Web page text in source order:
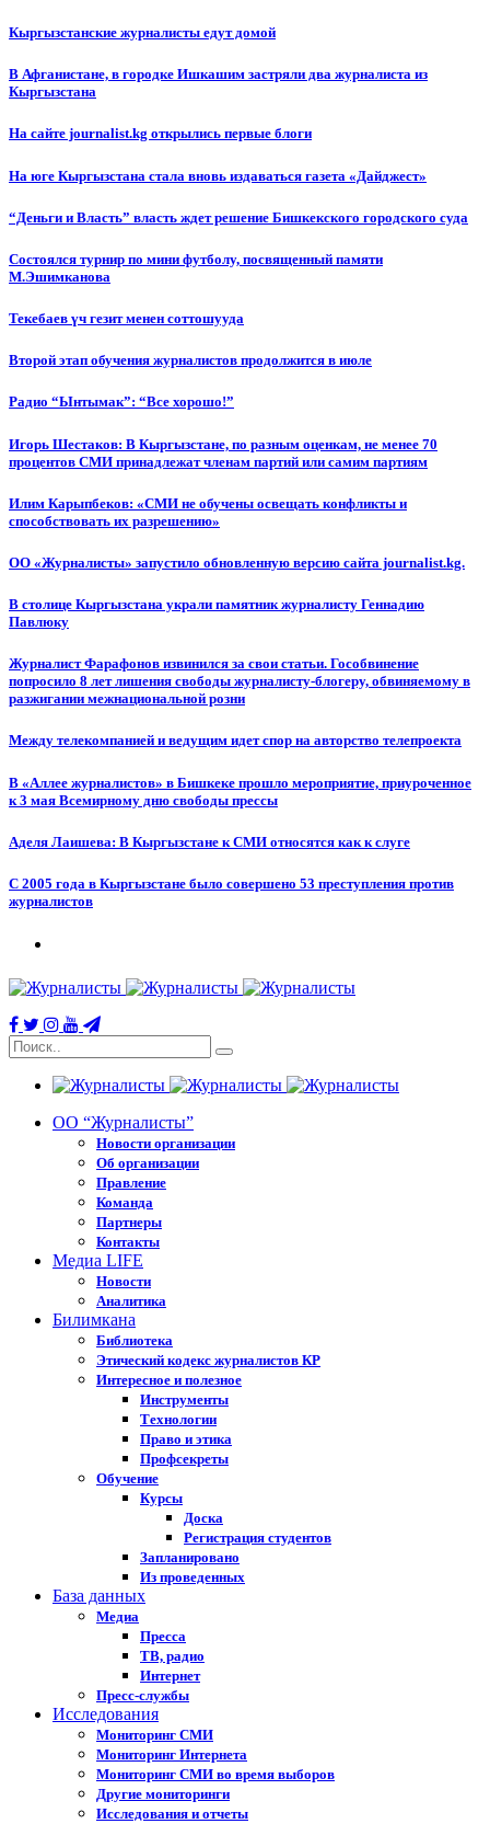
Кыргызстанские журналисты едут домой
В Афганистане, в городке Ишкашим застряли два журналиста из
Кыргызстана
На сайте journalist.kg открылись первые блоги
На юге Кыргызстана стала вновь издаваться газета «Дайджест»
“Деньги и Власть” власть ждет решение Бишкекского городского суда
Состоялся турнир по мини футболу, посвященный памяти
М.Эшимканова
Текебаев үч гезит менен соттошууда
Второй этап обучения журналистов продолжится в июле
Радио “Ынтымак”: “Все хорошо!”
Игорь Шестаков: В Кыргызстане, по разным оценкам, не менее 70
процентов СМИ принадлежат членам партий или самим партиям
Илим Карыпбеков: «СМИ не обучены освещать конфликты и
способствовать их разрешению»
ОО «Журналисты» запустило обновленную версию сайта journalist.kg.
В столице Кыргызстана украли памятник журналисту Геннадию
Павлюку
Журналист Фарафонов извинился за свои статьи. Гособвинение
попросило 8 лет лишения свободы журналисту-блогеру, обвиняемому в
разжигании межнациональной розни
Между телекомпанией и ведущим идет спор на авторство телепроекта
В «Аллее журналистов» в Бишкеке прошло мероприятие, приуроченное
к 3 мая Всемирному дню свободы прессы
Аделя Лаишева: В Кыргызстане к СМИ относятся как к слуге
С 2005 года в Кыргызстане было совершено 53 преступления против
журналистов
ОО “Журналисты”
Новости организации
Об организации
Правление
Команда
Партнеры
Контакты
Медиа LIFE
Новости
Аналитика
Билимкана
Библиотека
Этический кодекс журналистов КР
Интересное и полезное
Инструменты
Технологии
Право и этика
Профсекреты
Обучение
Курсы
Доска
Регистрация студентов
Запланировано
Из проведенных
База данных
Медиа
Пресса
ТВ, радио
Интернет
Пресс-службы
Исследования
Мониторинг СМИ
Мониторинг Интернета
Мониторинг СМИ во время выборов
Другие мониторинги
Исследования и отчеты